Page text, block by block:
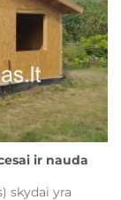
ir nauda
skydai yra